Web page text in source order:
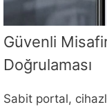
Güvenli
Doğrulaması
Sabit portal,